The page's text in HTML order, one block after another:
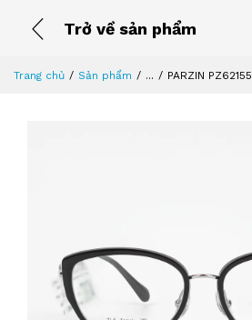
Trở về sản phẩm
Trang chủ Sản phẩm ... PARZIN PZ62155